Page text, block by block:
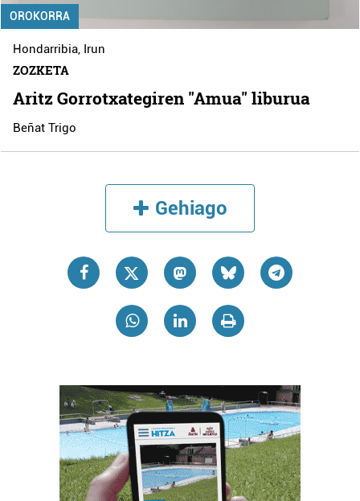
OROKORRA
Hondarribia, Irun
ZOZKETA
Aritz Gorrotxategiren "Amua" liburua
Beñat Trigo
Gehiago